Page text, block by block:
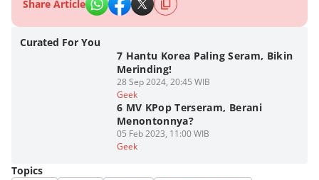
Share Article
Curated For You
7 Hantu Korea Paling Seram, Bikin
Merinding!
28 Sep 2024, 20:45 WIB
Geek
6 MV KPop Terseram, Berani
Menontonnya?
05 Feb 2023, 11:00 WIB
Geek
Topics